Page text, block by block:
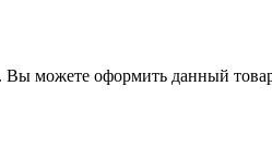
Вы можете оформить данный